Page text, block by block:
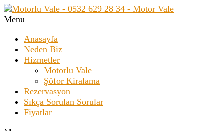
Menu
Anasayfa
Neden Biz
Hizmetler
Motorlu Vale
Şöfor Kiralama
Rezervasyon
Sıkça Sorulan Sorular
Fiyatlar